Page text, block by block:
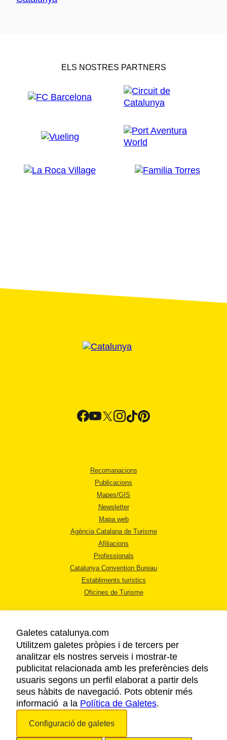
ELS NOSTRES PARTNERS
Recomanacions
Publicacions
Mapes/GIS
Newsletter
Mapa web
Agència Catalana de Turisme
Afiliacions
Professionals
Catalunya Convention Bureau
Establiments turístics
Oficines de Turisme
AVÍS LEGAL
POLÍTICA DE PRIVACITAT
COOKIES
ACCESSIBILITAT
Galetes catalunya.com
Utilitzem galetes pròpies i de tercers per
analitzar els nostres serveis i mostrar-te
publicitat relacionada amb les preferències dels
usuaris segons un perfil elaborat a partir dels
seus hàbits de navegació. Pots obtenir més
informació a la Política de Galetes.
Configuració de galetes